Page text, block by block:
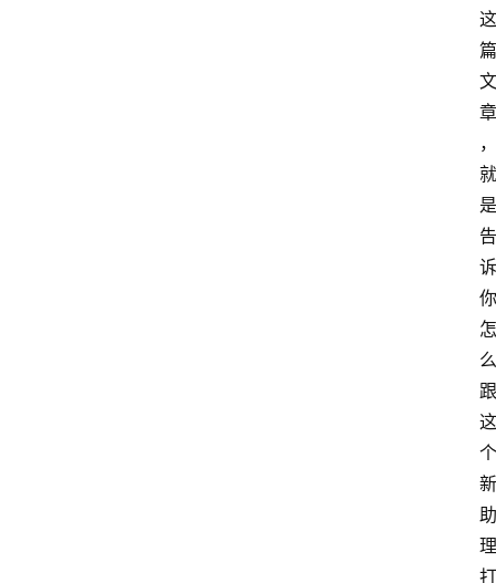
这
篇
文
章
，
就
是
告
诉
你
怎
么
跟
这
个
新
助
理
打